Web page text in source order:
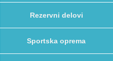
Rezervni delovi
Sportska oprema